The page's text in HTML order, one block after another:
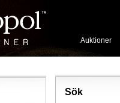
Auktioner
Sök